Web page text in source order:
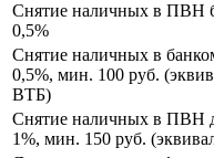
Снятие наличных в ПВН
0,5%
Снятие наличных в
0,5%, мин. 100 руб.
ВТБ)
Снятие наличных в ПВН
1%, мин. 150 руб.